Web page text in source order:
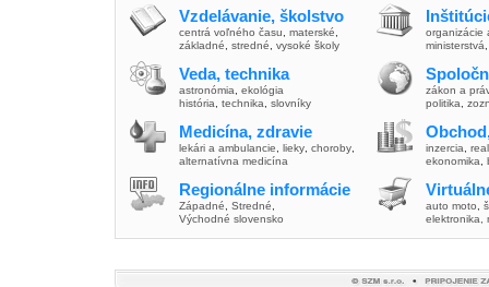
Vzdelávanie, školstvo
centrá voľného času materské
základné
stredné vysoké školy
Veda, technika
astronómia
ekológia
história
technika slovníky
Medicína, zdravie
lekári a ambulancie lieky choroby
alternatívna medicína
Regionálne informácie
Západné Stredné
Východné slovensko
organizácie
ministerstvá
zákon a
politika
inzercia
ekonomika
auto moto
elektronika,